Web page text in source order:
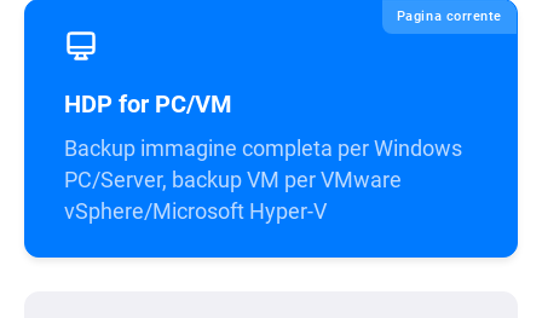
Pagina corrente
HDP for PC/VM
Backup immagine completa per Windows
PC/Server, backup VM per VMware
vSphere/Microsoft Hyper-V